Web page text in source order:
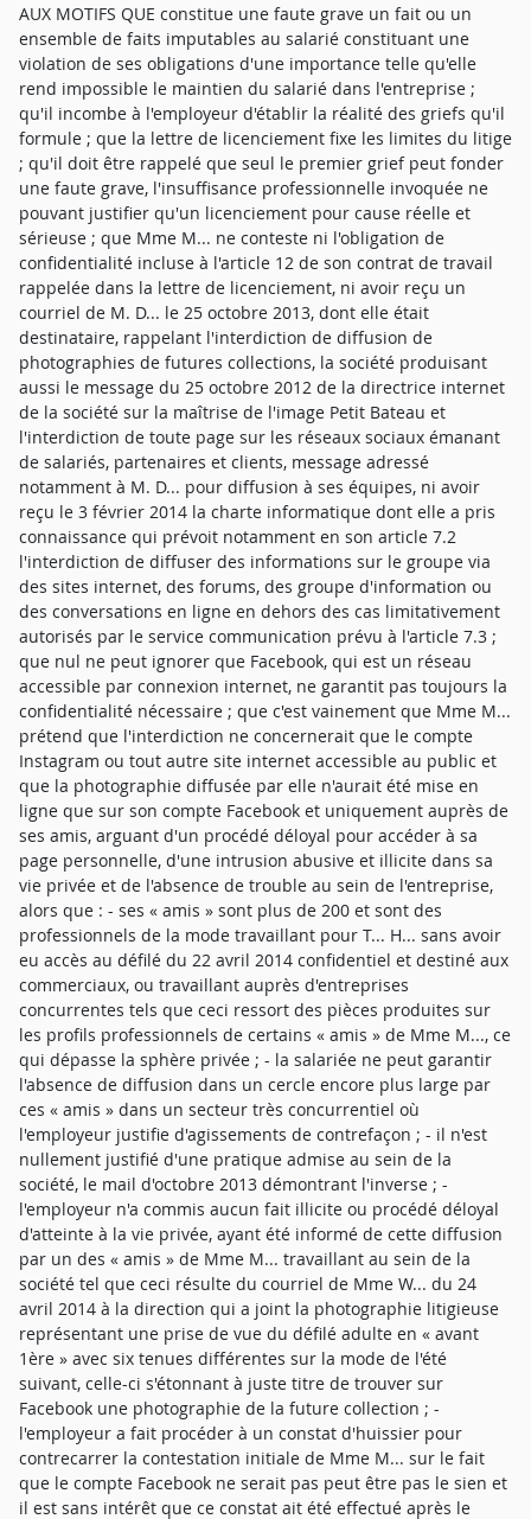
AUX MOTIFS QUE constitue une faute grave un fait ou un
ensemble de faits imputables au salarié constituant une
violation de ses obligations d'une importance telle qu'elle
rend impossible le maintien du salarié dans l'entreprise ;
qu'il incombe à l'employeur d'établir la réalité des griefs qu'il
formule ; que la lettre de licenciement fixe les limites du litige
; qu'il doit être rappelé que seul le premier grief peut fonder
une faute grave, l'insuffisance professionnelle invoquée ne
pouvant justifier qu'un licenciement pour cause réelle et
sérieuse ; que Mme M... ne conteste ni l'obligation de
confidentialité incluse à l'article 12 de son contrat de travail
rappelée dans la lettre de licenciement, ni avoir reçu un
courriel de M. D... le 25 octobre 2013, dont elle était
destinataire, rappelant l'interdiction de diffusion de
photographies de futures collections, la société produisant
aussi le message du 25 octobre 2012 de la directrice internet
de la société sur la maîtrise de l'image Petit Bateau et
l'interdiction de toute page sur les réseaux sociaux émanant
de salariés, partenaires et clients, message adressé
notamment à M. D... pour diffusion à ses équipes, ni avoir
reçu le 3 février 2014 la charte informatique dont elle a pris
connaissance qui prévoit notamment en son article 7.2
l'interdiction de diffuser des informations sur le groupe via
des sites internet, des forums, des groupe d'information ou
des conversations en ligne en dehors des cas limitativement
autorisés par le service communication prévu à l'article 7.3 ;
que nul ne peut ignorer que Facebook, qui est un réseau
accessible par connexion internet, ne garantit pas toujours la
confidentialité nécessaire ; que c'est vainement que Mme M...
prétend que l'interdiction ne concernerait que le compte
Instagram ou tout autre site internet accessible au public et
que la photographie diffusée par elle n'aurait été mise en
ligne que sur son compte Facebook et uniquement auprès de
ses amis, arguant d'un procédé déloyal pour accéder à sa
page personnelle, d'une intrusion abusive et illicite dans sa
vie privée et de l'absence de trouble au sein de l'entreprise,
alors que : - ses « amis » sont plus de 200 et sont des
professionnels de la mode travaillant pour T... H... sans avoir
eu accès au défilé du 22 avril 2014 confidentiel et destiné aux
commerciaux, ou travaillant auprès d'entreprises
concurrentes tels que ceci ressort des pièces produites sur
les profils professionnels de certains « amis » de Mme M..., ce
qui dépasse la sphère privée ; - la salariée ne peut garantir
l'absence de diffusion dans un cercle encore plus large par
ces « amis » dans un secteur très concurrentiel où
l'employeur justifie d'agissements de contrefaçon ; - il n'est
nullement justifié d'une pratique admise au sein de la
société, le mail d'octobre 2013 démontrant l'inverse ; -
l'employeur n'a commis aucun fait illicite ou procédé déloyal
d'atteinte à la vie privée, ayant été informé de cette diffusion
par un des « amis » de Mme M... travaillant au sein de la
société tel que ceci résulte du courriel de Mme W... du 24
avril 2014 à la direction qui a joint la photographie litigieuse
représentant une prise de vue du défilé adulte en « avant
1ère » avec six tenues différentes sur la mode de l'été
suivant, celle-ci s'étonnant à juste titre de trouver sur
Facebook une photographie de la future collection ; -
l'employeur a fait procéder à un constat d'huissier pour
contrecarrer la contestation initiale de Mme M... sur le fait
que le compte Facebook ne serait pas peut être pas le sien et
il est sans intérêt que ce constat ait été effectué après le